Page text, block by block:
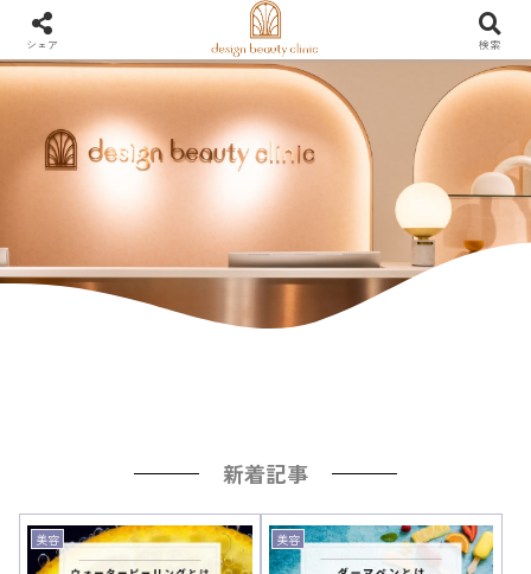
新着記事
美容 美容
シェア 検索